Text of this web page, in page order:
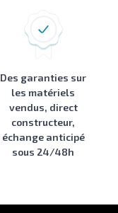
Des garanties sur
les matériels
vendus, direct
constructeur,
échange anticipé
sous 24/48h